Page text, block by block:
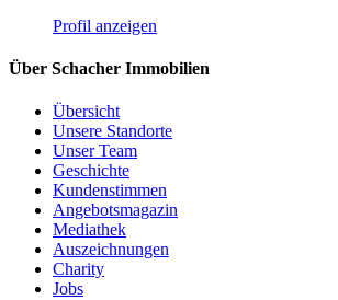
Profil anzeigen
Über Schacher Immobilien
Übersicht
Unsere Standorte
Unser Team
Geschichte
Kundenstimmen
Angebotsmagazin
Mediathek
Auszeichnungen
Charity
Jobs